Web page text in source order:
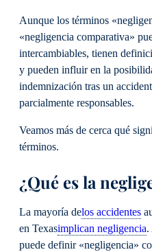
Aunque los términos
«negligencia comparativa»
intercambiables, tienen
y pueden influir en la
indemnización tras un
parcialmente responsables.
Veamos más de cerca qué
términos.
¿Qué es la
La mayoría delos accidentes
en Texasimplican negligencia.
puede definir «negligencia»